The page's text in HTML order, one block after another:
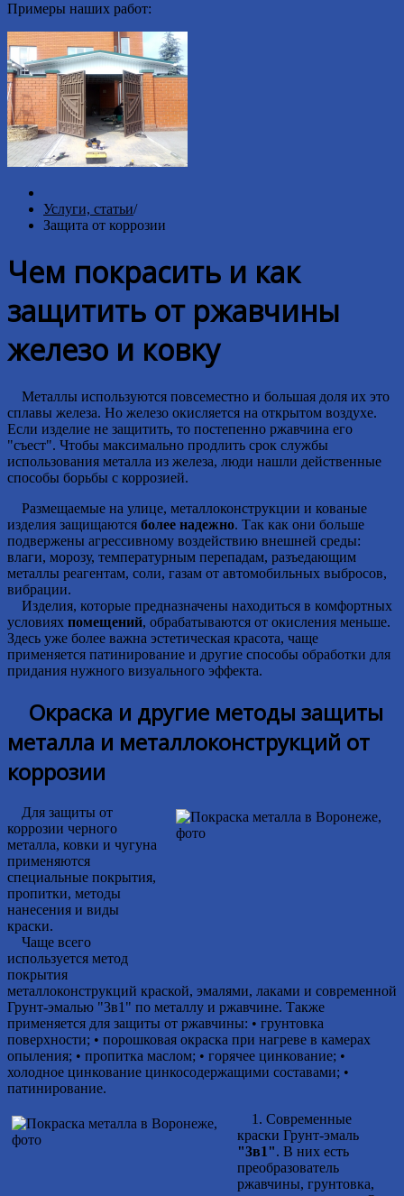
Примеры наших работ:
Услуги, статьи/
Защита от коррозии
Чем покрасить и как
защитить от ржавчины
железо и ковку
Металлы используются повсеместно и большая доля их это
сплавы железа. Но железо окисляется на открытом воздухе.
Если изделие не защитить, то постепенно ржавчина его
"съест". Чтобы максимально продлить срок службы
использования металла из железа, люди нашли действенные
способы борьбы с коррозией.
Размещаемые на улице, металлоконструкции и кованые
изделия защищаются более надежно. Так как они больше
подвержены агрессивному воздействию внешней среды:
влаги, морозу, температурным перепадам, разъедающим
металлы реагентам, соли, газам от автомобильных выбросов,
вибрации.
Изделия, которые предназначены находиться в комфортных
условиях помещений, обрабатываются от окисления меньше.
Здесь уже более важна эстетическая красота, чаще
применяется патинирование и другие способы обработки для
придания нужного визуального эффекта.
Окраска и другие методы защиты
металла и металлоконструкций от
коррозии
Для защиты от
коррозии черного
металла, ковки и чугуна
применяются
специальные покрытия,
пропитки, методы
нанесения и виды
краски.
Чаще всего
используется метод
покрытия
металлоконструкций краской, эмалями, лаками и современной
Грунт-эмалью "3в1" по металлу и ржавчине. Также
применяется для защиты от ржавчины: • грунтовка
поверхности; • порошковая окраска при нагреве в камерах
опыления; • пропитка маслом; • горячее цинкование; •
холодное цинкование цинкосодержащими составами; •
патинирование.
1. Современные
краски Грунт-эмаль
"3в1". В них есть
преобразователь
ржавчины, грунтовка,